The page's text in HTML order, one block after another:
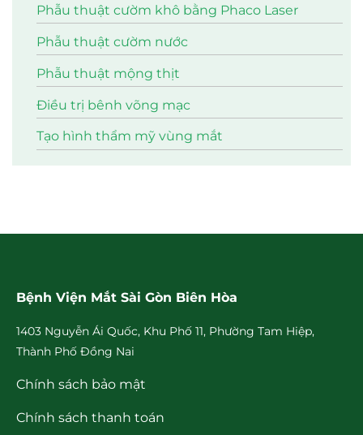
Phẫu thuật cườm khô bằng Phaco Laser
Phẫu thuật cườm nước
Phẫu thuật mộng thịt
Điều trị bênh võng mạc
Tạo hình thẩm mỹ vùng mắt
Bệnh Viện Mắt Sài Gòn Biên Hòa
1403 Nguyễn Ái Quốc, Khu Phố 11, Phường Tam Hiệp,
Thành Phố Đồng Nai
Chính sách bảo mật
Chính sách thanh toán